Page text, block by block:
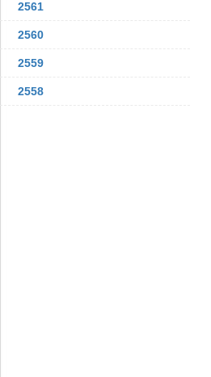
2561
2560
2559
2558